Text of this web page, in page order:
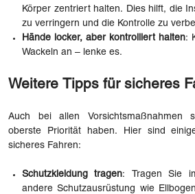
Körper zentriert halten. Dies hilft, die
zu verringern und die Kontrolle zu
Hände locker, aber kontrolliert halten:
Wackeln an – lenke es.
Weitere Tipps für sicheres
Auch bei allen Vorsichtsmaßnahmen
oberste Priorität haben. Hier sind
sicheres Fahren:
Schutzkleidung tragen: Tragen Sie
andere Schutzausrüstung wie